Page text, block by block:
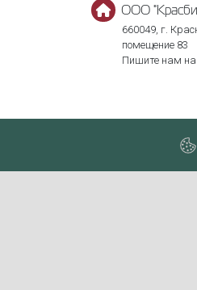
ООО
660049, г.
помещение 83
Пишите нам на